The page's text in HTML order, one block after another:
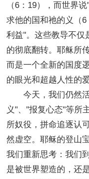
（6：19），而世界
求他的国和祂的义（
利益"。这些教导不仅
的彻底翻转。耶稣所
而是一个全新的国度
的眼光和超越人性的
今天，我们仍然活
义"、"报复心态"等所
所奴役，拼命追逐认
然虚空。耶稣的登山
我们重新思考：我们
是被世界塑造的，还